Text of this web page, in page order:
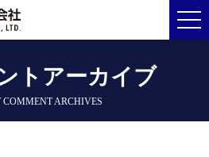
トアーカイブ
ARCHIVES